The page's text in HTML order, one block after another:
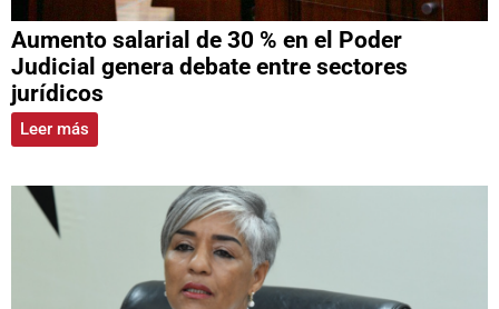
Aumento salarial de 30 % en el Poder
Judicial genera debate entre sectores
jurídicos
Leer más